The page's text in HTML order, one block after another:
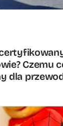
Czemu
dla